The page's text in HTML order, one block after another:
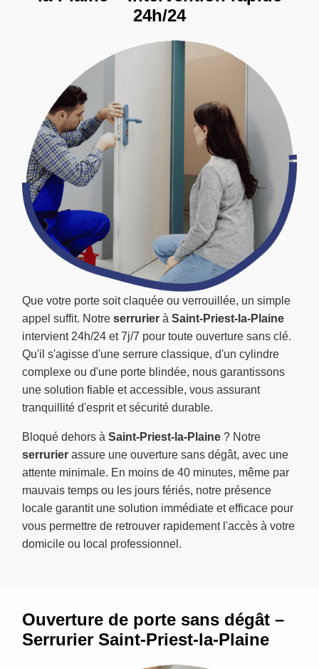
Que votre porte soit claquée ou verrouillée, un simple
appel suffit. Notre serrurier à Saint-Priest-la-Plaine
intervient 24h/24 et 7j/7 pour toute ouverture sans clé.
Qu'il s'agisse d'une serrure classique, d'un cylindre
complexe ou d'une porte blindée, nous garantissons
une solution fiable et accessible, vous assurant
tranquillité d'esprit et sécurité durable.
Bloqué dehors à Saint-Priest-la-Plaine ? Notre
serrurier assure une ouverture sans dégât, avec une
attente minimale. En moins de 40 minutes, même par
mauvais temps ou les jours fériés, notre présence
locale garantit une solution immédiate et efficace pour
vous permettre de retrouver rapidement l'accès à votre
domicile ou local professionnel.
24h/24
Ouverture de porte sans dégât –
Serrurier Saint-Priest-la-Plaine